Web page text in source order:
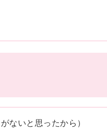
ないと思ったから）